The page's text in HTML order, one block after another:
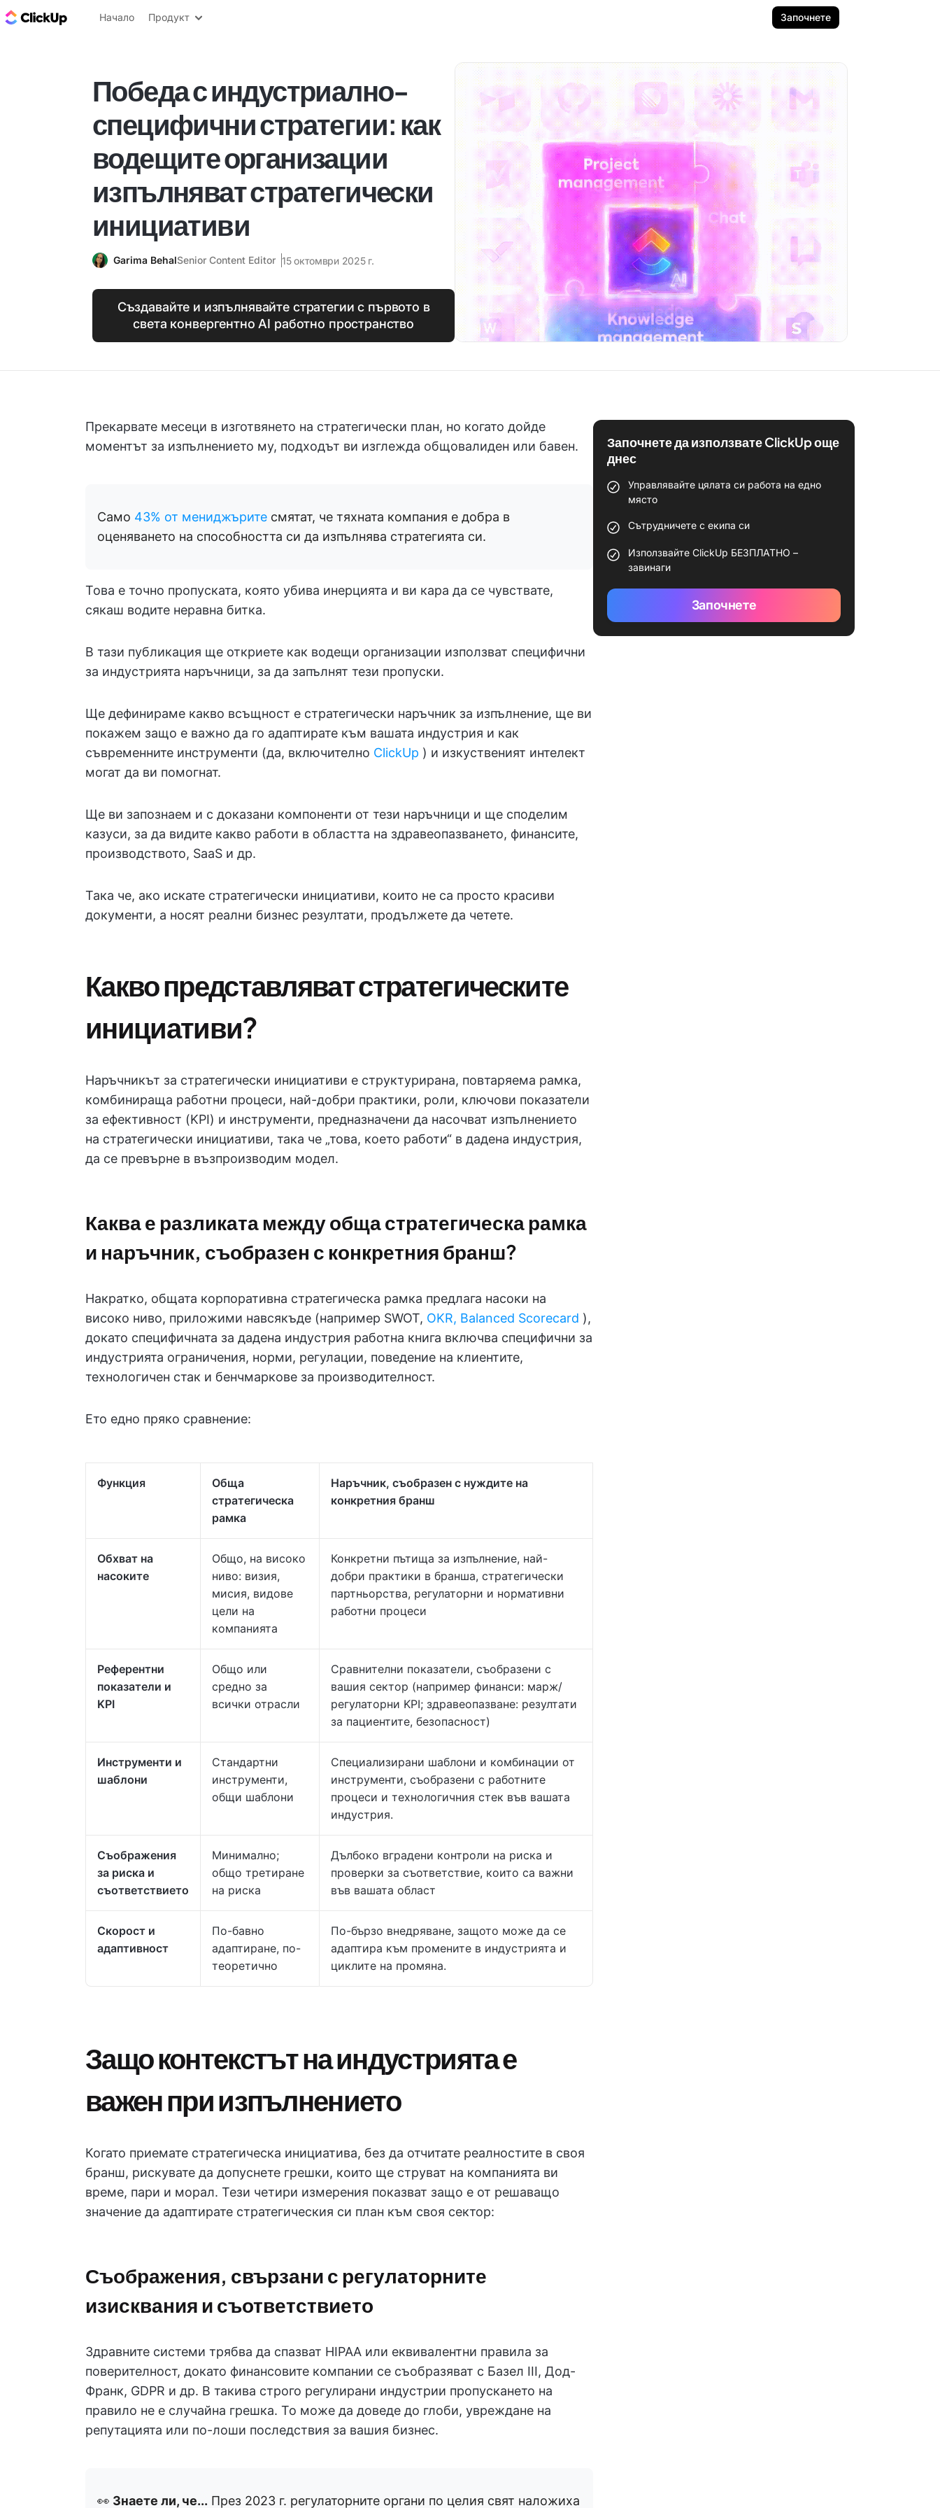
ClickUp блог
Начало Продукт Започнете
Победа с индустриално-
специфични стратегии: как
водещите организации
изпълняват стратегически
инициативи
Garima BehalSenior Content Editor 15 октомври 2025 г.
Създавайте и изпълнявайте стратегии с първото в
света конвергентно AI работно пространство
Прекарвате месеци в изготвянето на стратегически план, но когато дойде
моментът за изпълнението му, подходът ви изглежда общовалиден или бавен.
Само 43% от мениджърите смятат, че тяхната компания е добра в
оценяването на способността си да изпълнява стратегията си.
Това е точно пропуската, която убива инерцията и ви кара да се чувствате,
сякаш водите неравна битка.
В тази публикация ще откриете как водещи организации използват специфични
за индустрията наръчници, за да запълнят тези пропуски.
Ще дефинираме какво всъщност е стратегически наръчник за изпълнение, ще ви
покажем защо е важно да го адаптирате към вашата индустрия и как
съвременните инструменти (да, включително ClickUp ) и изкуственият интелект
могат да ви помогнат.
Ще ви запознаем и с доказани компоненти от тези наръчници и ще споделим
казуси, за да видите какво работи в областта на здравеопазването, финансите,
производството, SaaS и др.
Така че, ако искате стратегически инициативи, които не са просто красиви
документи, а носят реални бизнес резултати, продължете да четете.
Какво представляват стратегическите
инициативи?
Наръчникът за стратегически инициативи е структурирана, повтаряема рамка,
комбинираща работни процеси, най-добри практики, роли, ключови показатели
за ефективност (KPI) и инструменти, предназначени да насочват изпълнението
на стратегически инициативи, така че „това, което работи“ в дадена индустрия,
да се превърне в възпроизводим модел.
Каква е разликата между обща стратегическа рамка
и наръчник, съобразен с конкретния бранш?
Накратко, общата корпоративна стратегическа рамка предлага насоки на
високо ниво, приложими навсякъде (например SWOT, OKR, Balanced Scorecard ),
докато специфичната за дадена индустрия работна книга включва специфични за
индустрията ограничения, норми, регулации, поведение на клиентите,
технологичен стак и бенчмаркове за производителност.
Ето едно пряко сравнение:
Функция
Обща
стратегическа
рамка
Наръчник, съобразен с нуждите на
конкретния бранш
Обхват на
насоките
Общо, на високо
ниво: визия,
мисия, видове
цели на
компанията
Конкретни пътища за изпълнение, най-
добри практики в бранша, стратегически
партньорства, регулаторни и нормативни
работни процеси
Референтни
показатели и
KPI
Общо или
средно за
всички отрасли
Сравнителни показатели, съобразени с
вашия сектор (например финанси: марж/
регулаторни KPI; здравеопазване: резултати
за пациентите, безопасност)
Инструменти и
шаблони
Стандартни
инструменти,
общи шаблони
Специализирани шаблони и комбинации от
инструменти, съобразени с работните
процеси и технологичния стек във вашата
индустрия.
Съображения
за риска и
съответствието
Минимално;
общо третиране
на риска
Дълбоко вградени контроли на риска и
проверки за съответствие, които са важни
във вашата област
Скорост и
адаптивност
По-бавно
адаптиране, по-
теоретично
По-бързо внедряване, защото може да се
адаптира към промените в индустрията и
циклите на промяна.
Защо контекстът на индустрията е
важен при изпълнението
Когато приемате стратегическа инициатива, без да отчитате реалностите в своя
бранш, рискувате да допуснете грешки, които ще струват на компанията ви
време, пари и морал. Тези четири измерения показват защо е от решаващо
значение да адаптирате стратегическия си план към своя сектор:
Съображения, свързани с регулаторните
изисквания и съответствието
Здравните системи трябва да спазват HIPAA или еквивалентни правила за
поверителност, докато финансовите компании се съобразяват с Базел III, Дод-
Франк, GDPR и др. В такива строго регулирани индустрии пропускането на
правило не е случайна грешка. То може да доведе до глоби, увреждане на
репутацията или по-лоши последствия за вашия бизнес.
👀 Знаете ли, че... През 2023 г. регулаторните органи по целия свят наложиха
Започнете да използвате ClickUp още
днес
Управлявайте цялата си работа на едно
място
Сътрудничете с екипа си
Използвайте ClickUp БЕЗПЛАТНО –
завинаги
Започнете